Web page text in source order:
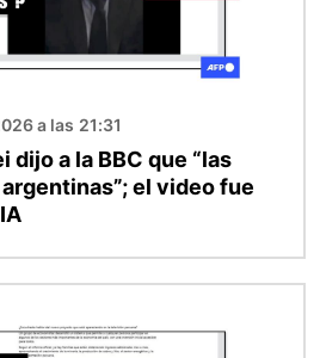
a las 21:31
dijo a la BBC que “las
el video fue